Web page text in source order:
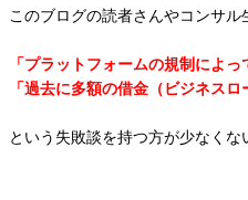
このブログの読者さんやコンサル
「プラットフォームの規制によ
「過去に多額の借金（ビジネス
という失敗談を持つ方が少なくな